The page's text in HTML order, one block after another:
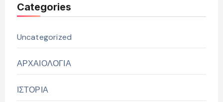
Categories
Uncategorized
ΑΡΧΑΙΟΛΟΓΙΑ
ΙΣΤΟΡΙΑ